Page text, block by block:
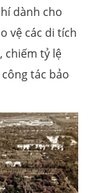
dành cho
vệ các di tích
chiếm tỷ lệ
tác bảo